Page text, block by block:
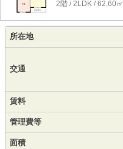
2階 / 2LDK / 62.60㎡
所在地
交通
賃料
管理費等
面積